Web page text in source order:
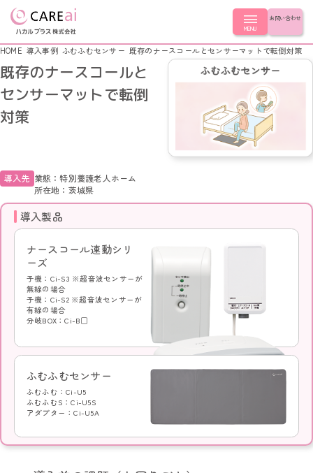
製品を探す
LoRa無線つながるシリーズ シンプルモデル
スタンダードシリーズ つながるモデル
ナースコール連動シリーズ
簡易ナースコール LoRa無線コール
簡易ナースコール コンセントコール
超音波センサー
起き上がりセンサー
コールスイッチ
徘徊キャッチ
導入事例
導入事例
LoRa無線つながるシリーズ
スタンダードシリーズ
ナースコール連動シリーズ
簡易ナースコール
ふむふむセンサー
超音波センサー
起き上がりセンサー
コールスイッチ
徘徊キャッチ
はじめての方へ
はじめての方へ
会社情報
会社情報
会社概要
選ばれる理由
CLOSE
MENU
お問い合わせ
HOME 導入事例 ふむふむセンサー 既存のナースコールとセンサーマットで転倒対策
既存のナースコールと
センサーマットで転倒
対策
導入先 業態：特別養護老人ホーム
所在地：茨城県
導入製品
ナースコール連動シリ
ーズ
子機：Ci-S3 ※超音波センサーが
無線の場合
子機：Ci-S2 ※超音波センサーが
有線の場合
分岐BOX：Ci-B□
ふむふむセンサー
ふむふむ：Ci-U5
ふむふむS：Ci-U5S
アダプター：Ci-U5A